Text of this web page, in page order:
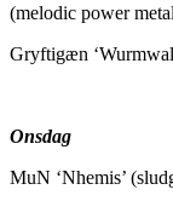
(melodic power
Gryftigæn
Onsdag
MuN ‘Nhemis’